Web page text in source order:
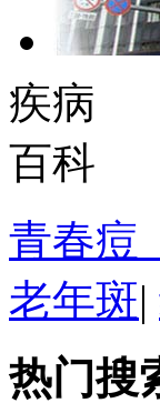
疾病
百科
青春痘
老年斑|
热门搜